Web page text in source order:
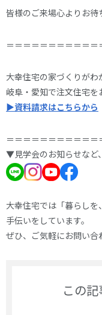
皆様のご来場心よりお待
＝＝＝＝＝＝＝＝＝＝＝
大幸住宅の家づくりがわ
岐阜・愛知で注文住宅
▶資料請求はこちらから
＝＝＝＝＝＝＝＝＝＝＝
▼見学会のお知らせなど
大幸住宅では「暮らし
手伝いをしています。
ぜひ、ご気軽にお問い合
この